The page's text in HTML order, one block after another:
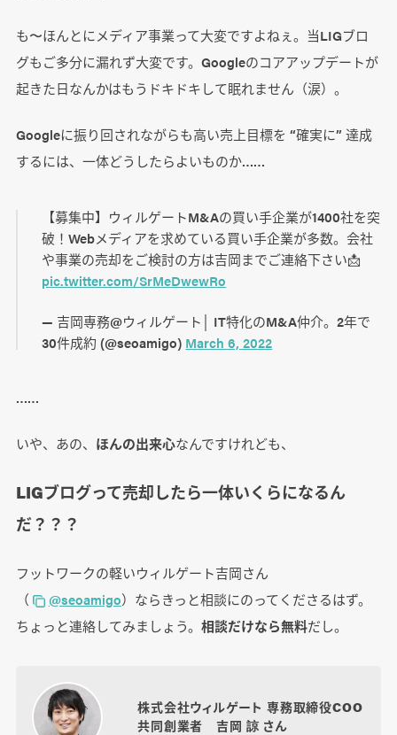
も〜ほんとにメディア事業って大変ですよねぇ。当LIGブロ
グもご多分に漏れず大変です。Googleのコアアップデートが
起きた日なんかはもうドキドキして眠れません（涙）。
Googleに振り回されながらも高い売上目標を “確実に” 達成
するには、一体どうしたらよいものか……
【募集中】ウィルゲートM&Aの買い手企業が1400社を突
破！Webメディアを求めている買い手企業が多数。会社
や事業の売却をご検討の方は吉岡までご連絡下さい📩
pic.twitter.com/SrMeDwewRo
— 吉岡専務@ウィルゲート│ IT特化のM&A仲介。2年で
30件成約 (@seoamigo) March 6, 2022
……
いや、あの、 ほんの出来心なんですけれども、
LIGブログって売却したら一体いくらになるん
だ？？？
フットワークの軽いウィルゲート吉岡さん
（
@seoamigo）ならきっと相談にのってくださるはず。
ちょっと連絡してみましょう。 相談だけなら無料だし。
株式会社ウィルゲート 専務取締役COO
共同創業者 吉岡 諒 さん